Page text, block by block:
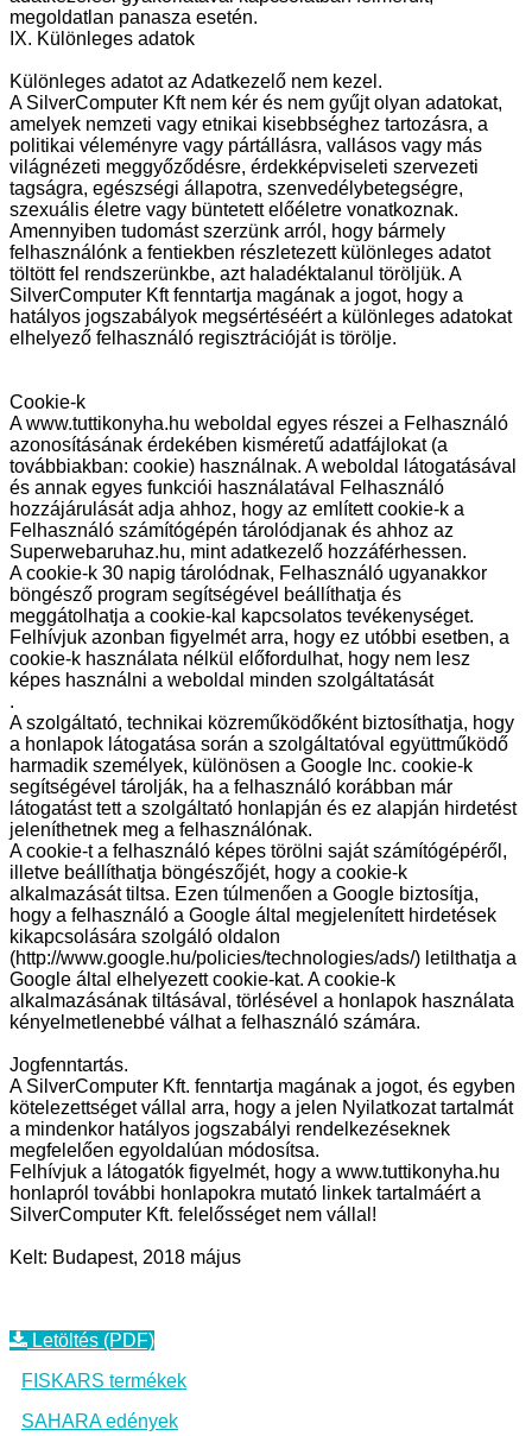
megoldatlan panasza esetén.
IX. Különleges adatok
Különleges adatot az Adatkezelő nem kezel.
A SilverComputer Kft nem kér és nem gyűjt olyan adatokat,
amelyek nemzeti vagy etnikai kisebbséghez tartozásra, a
politikai véleményre vagy pártállásra, vallásos vagy más
világnézeti meggyőződésre, érdekképviseleti szervezeti
tagságra, egészségi állapotra, szenvedélybetegségre,
szexuális életre vagy büntetett előéletre vonatkoznak.
Amennyiben tudomást szerzünk arról, hogy bármely
felhasználónk a fentiekben részletezett különleges adatot
töltött fel rendszerünkbe, azt haladéktalanul töröljük. A
SilverComputer Kft fenntartja magának a jogot, hogy a
hatályos jogszabályok megsértéséért a különleges adatokat
elhelyező felhasználó regisztrációját is törölje.
Cookie-k
A www.tuttikonyha.hu weboldal egyes részei a Felhasználó
azonosításának érdekében kisméretű adatfájlokat (a
továbbiakban: cookie) használnak. A weboldal látogatásával
és annak egyes funkciói használatával Felhasználó
hozzájárulását adja ahhoz, hogy az említett cookie-k a
Felhasználó számítógépén tárolódjanak és ahhoz az
Superwebaruhaz.hu, mint adatkezelő hozzáférhessen.
A cookie-k 30 napig tárolódnak, Felhasználó ugyanakkor
böngésző program segítségével beállíthatja és
meggátolhatja a cookie-kal kapcsolatos tevékenységet.
Felhívjuk azonban figyelmét arra, hogy ez utóbbi esetben, a
cookie-k használata nélkül előfordulhat, hogy nem lesz
képes használni a weboldal minden szolgáltatását
.
A szolgáltató, technikai közreműködőként biztosíthatja, hogy
a honlapok látogatása során a szolgáltatóval együttműködő
harmadik személyek, különösen a Google Inc. cookie-k
segítségével tárolják, ha a felhasználó korábban már
látogatást tett a szolgáltató honlapján és ez alapján hirdetést
jeleníthetnek meg a felhasználónak.
A cookie-t a felhasználó képes törölni saját számítógépéről,
illetve beállíthatja böngészőjét, hogy a cookie-k
alkalmazását tiltsa. Ezen túlmenően a Google biztosítja,
hogy a felhasználó a Google által megjelenített hirdetések
kikapcsolására szolgáló oldalon
(http://www.google.hu/policies/technologies/ads/) letilthatja a
Google által elhelyezett cookie-kat. A cookie-k
alkalmazásának tiltásával, törlésével a honlapok használata
kényelmetlenebbé válhat a felhasználó számára.
Jogfenntartás.
A SilverComputer Kft. fenntartja magának a jogot, és egyben
kötelezettséget vállal arra, hogy a jelen Nyilatkozat tartalmát
a mindenkor hatályos jogszabályi rendelkezéseknek
megfelelően egyoldalúan módosítsa.
Felhívjuk a látogatók figyelmét, hogy a www.tuttikonyha.hu
honlapról további honlapokra mutató linkek tartalmáért a
SilverComputer Kft. felelősséget nem vállal!
Kelt: Budapest, 2018 május
Letöltés (PDF)
FISKARS termékek
SAHARA edények